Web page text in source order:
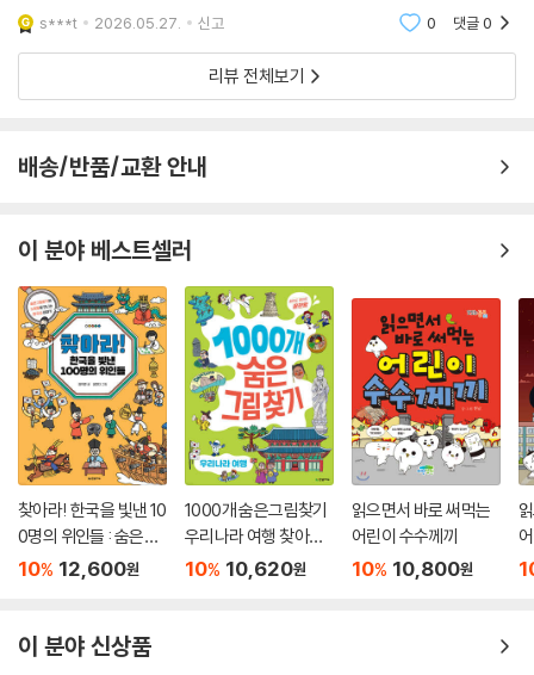
요. 역시나 공부 시간까지 양보하면서 한 권을 그 자리에
서 다 읽어버리더군요.재미있는 만화 설정과 4지선다형
힌트 덕분에 쫄깃함과 재미가 동시에 올라가서 시간
s***t 2026.05.27. 신고 0 댓글0
리뷰 전체보기
배송/반품/교환 안내
이 분야 베스트셀러
찾아라! 한국을 빛낸 10
0명의 위인들 : 숨은그
림찾기와 노랫말로 만
10% 12,600원
1000개 숨은그림찾기
우리나라 여행 찾아도
찾아도 끝판왕
10% 10,620원
읽으면서 바로 써먹는
어린이 수수께끼
10% 10,800원
담
이 분야 신상품